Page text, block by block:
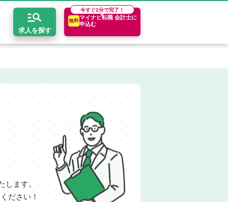
求人を探す
今すぐ2分で完了！
無料
マイナビ転職 会計士に
申込む
求人とは？
マップ
コンテンツ
の転職Q&A
年収診断
キャリア診断
コンサルティングファーム
会計事務所・税理士法人
事業会社
エリア別求人情報
関東・首都圏
関西
東海
ます。
ださい！